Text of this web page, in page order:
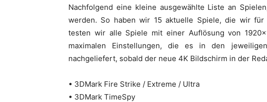
Nachfolgend eine kleine ausgewählte Liste an
werden. So haben wir 15 aktuelle Spiele, die wir für
testen wir alle Spiele mit einer Auflösung von
maximalen Einstellungen, die es in den
nachgeliefert, sobald der neue 4K Bildschirm in der
• 3DMark Fire Strike / Extreme / Ultra
• 3DMark TimeSpy